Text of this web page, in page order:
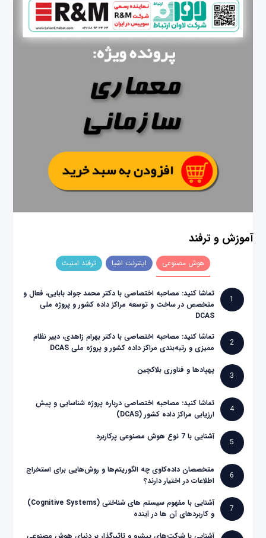
آموزش و ترفند
هوش مصنوعی اینترنت اشیا ترفند امنیت
1
تماشا کنید: مصاحبه اختصاصی با دکتر محمد جواد بابایی، فعال و
متخصص در ساخت و توسعه مراکز داده کشور و پروژه ملی
DCAS
2
تماشا کنید: مصاحبه اختصاصی با دکتر بهرام زاهدی، دبیر نظام
ممیزی و رتبه‌بندی مراکز داده کشور و پروژه ملی DCAS
3
پهپادها و فناوری بلاکچین
4
تماشا کنید: مصاحبه اختصاصی درباره پروژه شناسایی و پیش
ارزیابی مراکز داده کشور (DCAS)
5
آشنایی با 7 نوع هوش مصنوعی پرکاربرد
6
متخصصان داده‌کاوی چه الگوریتم‌ها و روش‌هایی برای استخراج
اطلاعات در اختیار دارند؟
7
آشنایی با مفهوم سیستم های شناختی (Cognitive Systems)
و کاربردهای آن ها در آینده